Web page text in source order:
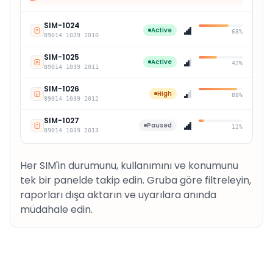
SIM-1024
89014 1039 2010
Active 68%
SIM-1025
89014 1039 2011
Active 42%
SIM-1026
89014 1039 2012
High 88%
SIM-1027
89014 1039 2013
Paused 12%
Her SIM'in durumunu, kullanımını ve konumunu
tek bir panelde takip edin. Gruba göre filtreleyin,
raporları dışa aktarın ve uyarılara anında
müdahale edin.